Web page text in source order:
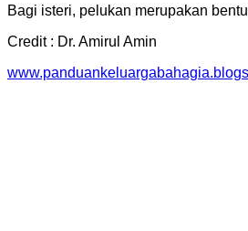
Bagi isteri, pelukan merupakan
Credit : Dr. Amirul Amin